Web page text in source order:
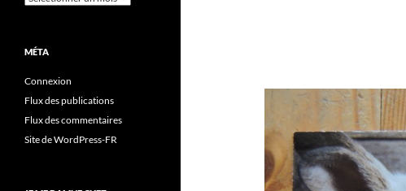
MÉTA
Connexion
Flux des publications
Flux des commentaires
Site de WordPress-FR